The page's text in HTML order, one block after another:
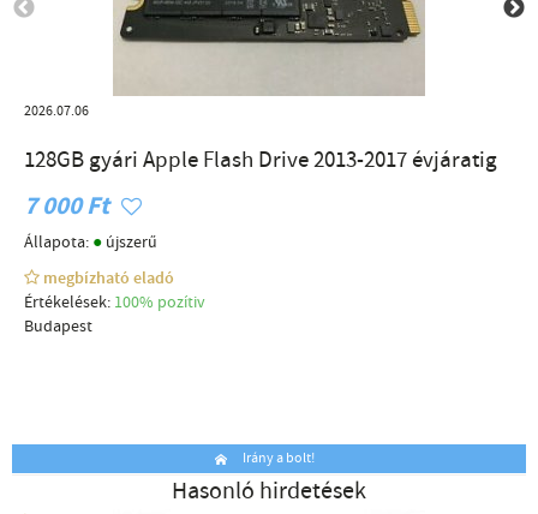
2026.07.06
128GB gyári Apple Flash Drive 2013-2017 évjáratig
7 000 Ft
Állapota: ● újszerű
megbízható eladó
Értékelések: 100% pozítiv
Budapest
Irány a bolt!
Hasonló hirdetések